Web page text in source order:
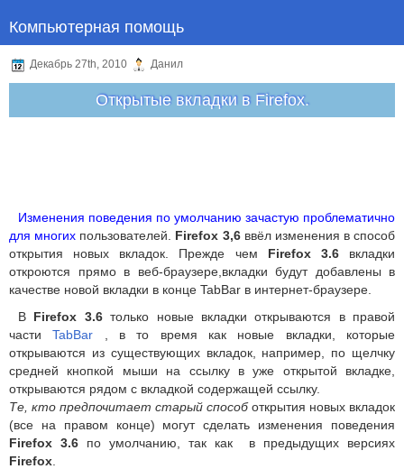
Компьютерная помощь
Декабрь 27th, 2010 Данил
Открытые вкладки в Firefox.
Изменения поведения по умолчанию зачастую проблематично
для многих пользователей. Firefox 3,6ввёл изменения в способ
открытия новых вкладок. Прежде чем Firefox 3.6вкладки
откроются прямо в веб-браузере,вкладки будут добавлены в
качестве новой вкладки в конце TabBar в интернет-браузере.
В Firefox 3.6только новые вкладки открываются в правой
частиTabBar
, в то время как новые вкладки, которые
открываются из существующих вкладок, например, по щелчку
средней кнопкой мыши на ссылку в уже открытой вкладке,
открываются рядом с вкладкой содержащей ссылку.
Те, кто предпочитает старый способоткрытия новых вкладок
(все на правом конце) могут сделать изменения поведения
Firefox 3.6 по умолчанию, так как в предыдущих версиях
Firefox